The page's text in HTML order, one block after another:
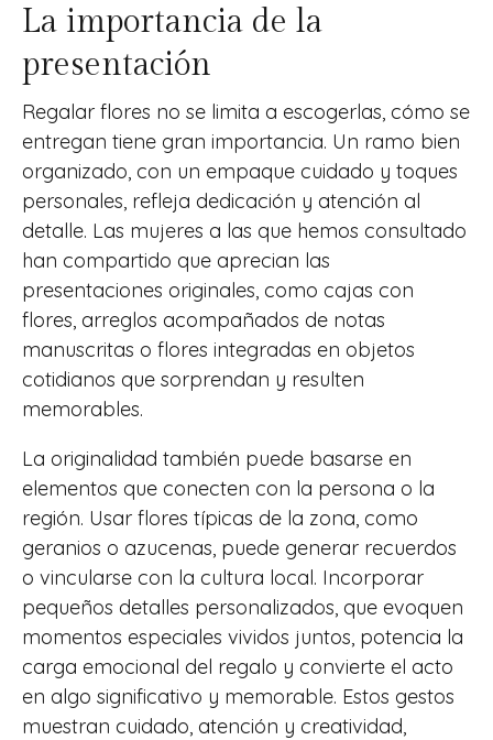
La importancia de la
presentación
Regalar flores no se limita a escogerlas, cómo se
entregan tiene gran importancia. Un ramo bien
organizado, con un empaque cuidado y toques
personales, refleja dedicación y atención al
detalle. Las mujeres a las que hemos consultado
han compartido que aprecian las
presentaciones originales, como cajas con
flores, arreglos acompañados de notas
manuscritas o flores integradas en objetos
cotidianos que sorprendan y resulten
memorables.
La originalidad también puede basarse en
elementos que conecten con la persona o la
región. Usar flores típicas de la zona, como
geranios o azucenas, puede generar recuerdos
o vincularse con la cultura local. Incorporar
pequeños detalles personalizados, que evoquen
momentos especiales vividos juntos, potencia la
carga emocional del regalo y convierte el acto
en algo significativo y memorable. Estos gestos
muestran cuidado, atención y creatividad,